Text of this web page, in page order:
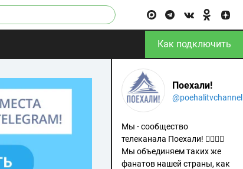
Как подключить
Поехали!
@poehalitvchannel
Мы - сообщество
телеканала Поехали! 🙋‍♂️🙋‍♀️
Мы объединяем таких же
фанатов нашей страны, как